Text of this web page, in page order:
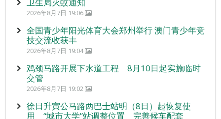
2026年8月7日 19:06
全国青少年阳光体育大会郑州举行 澳门青少年竞
技交流收获丰
2026年8月7日 19:04
鸡颈马路开展下水道工程 8月10日起实施临时
交管
2026年8月7日 19:02
徐日升寅公马路两巴士站明（8日）起恢复使
用 “城市大学”站调整位置 完善候车配套